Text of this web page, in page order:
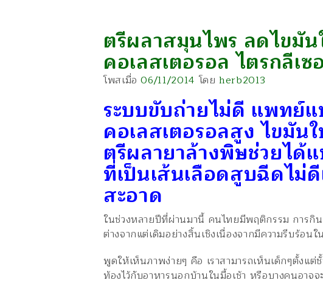
ตรีผลาสมุนไพร ลดไขมัน
คอเลสเตอรอล ไตรกลีเซ
โพสเมื่อ 06/11/2014 โดยherb2013
ระบบขับถ่ายไม่ดี แพทย์
คอเลสเตอรอลสูง ไขมัน
ตรีผลายาล้างพิษช่วยได้
ที่เป็นเส้นเลือดสูบฉีดไม่
สะอาด
ในช่วงหลายปีที่ผ่านมานี้ คนไทยมีพฤติกรรม การกิ
ต่างจากแต่เดิมอย่างสิ้นเชิงเนื่องจากมีความรีบร้อน
พูดให้เห็นภาพง่ายๆ คือ เราสามารถเห็นเด็กๆตั้งแ
ท้องไว้กับอาหารนอกบ้านในมื้อเช้า หรือบางคนอาจ